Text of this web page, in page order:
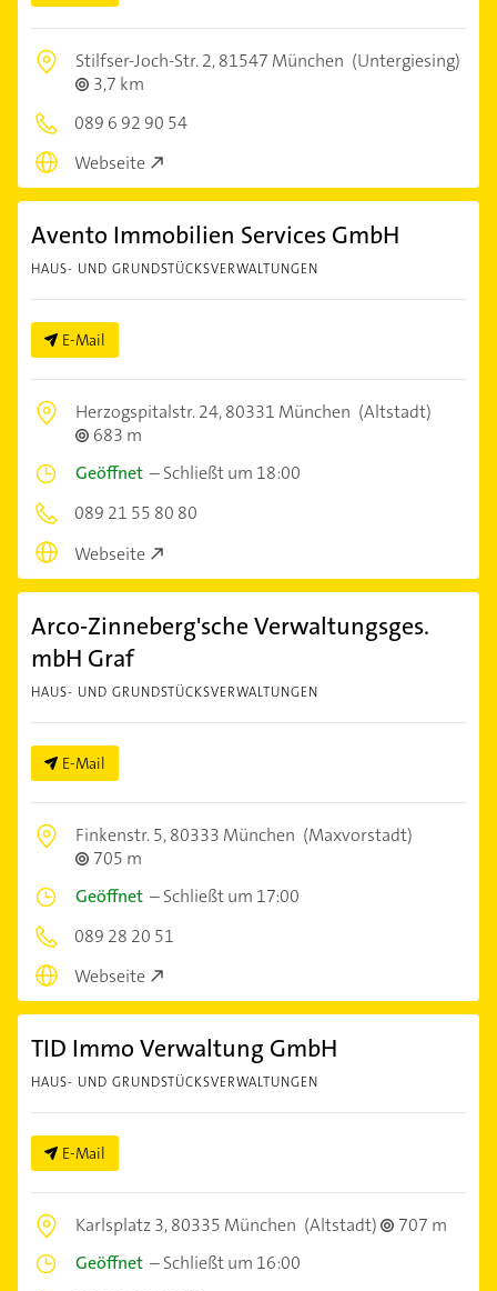
Stilfser-Joch-Str. 2,81547 München (Untergiesing)
3,7 km
089 6 92 90 54
Webseite
Avento Immobilien Services GmbH
HAUS- UND GRUNDSTÜCKSVERWALTUNGEN
E-Mail
Herzogspitalstr. 24,80331 München (Altstadt)
683 m
Geöffnet –Schließt um 18:00
089 21 55 80 80
Webseite
Arco-Zinneberg'sche Verwaltungsges.
mbH Graf
HAUS- UND GRUNDSTÜCKSVERWALTUNGEN
E-Mail
Finkenstr. 5,80333 München (Maxvorstadt)
705 m
Geöffnet –Schließt um 17:00
089 28 20 51
Webseite
TID Immo Verwaltung GmbH
HAUS- UND GRUNDSTÜCKSVERWALTUNGEN
E-Mail
Karlsplatz 3,80335 München (Altstadt)
707 m
Geöffnet –Schließt um 16:00